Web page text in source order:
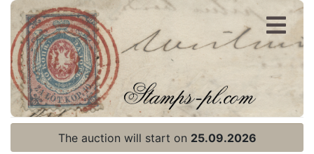
Register
Login
The auction will start on 25.09.2026